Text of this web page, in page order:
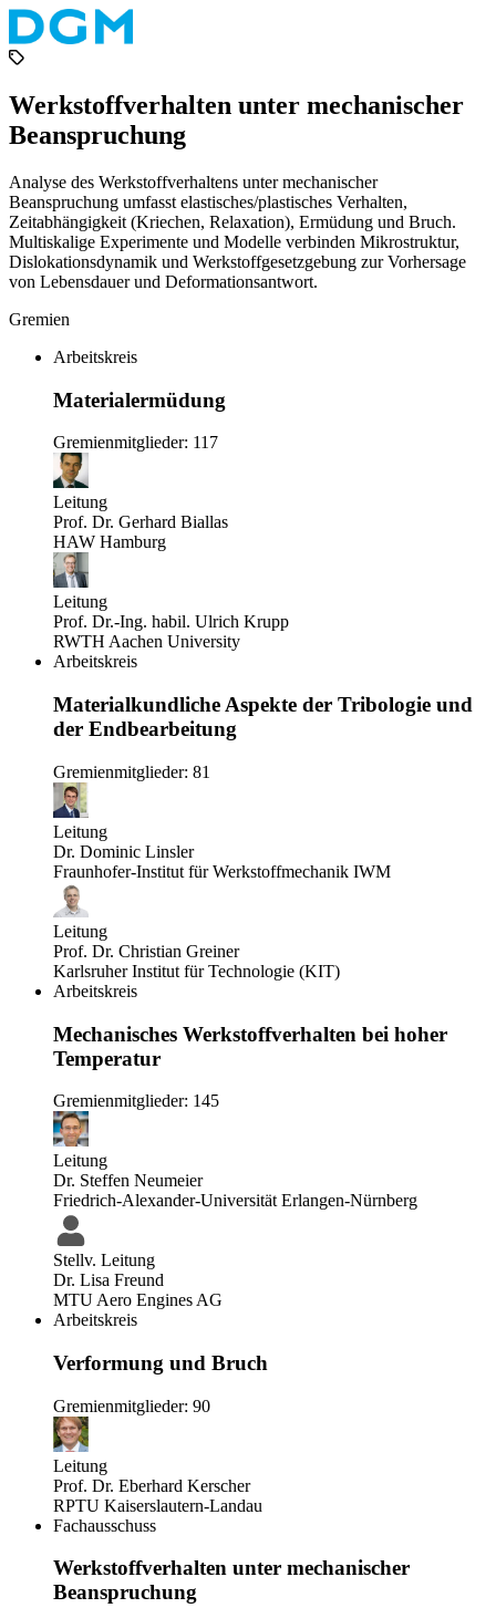
Werkstoffverhalten unter mechanischer
Beanspruchung
Analyse des Werkstoffverhaltens unter mechanischer
Beanspruchung umfasst elastisches/plastisches Verhalten,
Zeitabhängigkeit (Kriechen, Relaxation), Ermüdung und Bruch.
Multiskalige Experimente und Modelle verbinden Mikrostruktur,
Dislokationsdynamik und Werkstoffgesetzgebung zur Vorhersage
von Lebensdauer und Deformationsantwort.
Gremien
Arbeitskreis
Materialermüdung
Gremienmitglieder: 117
Leitung
Prof. Dr. Gerhard Biallas
HAW Hamburg
Leitung
Prof. Dr.-Ing. habil. Ulrich Krupp
RWTH Aachen University
Arbeitskreis
Materialkundliche Aspekte der Tribologie und
der Endbearbeitung
Gremienmitglieder: 81
Leitung
Dr. Dominic Linsler
Fraunhofer-Institut für Werkstoffmechanik IWM
Leitung
Prof. Dr. Christian Greiner
Karlsruher Institut für Technologie (KIT)
Arbeitskreis
Mechanisches Werkstoffverhalten bei hoher
Temperatur
Gremienmitglieder: 145
Leitung
Dr. Steffen Neumeier
Friedrich-Alexander-Universität Erlangen-Nürnberg
Stellv. Leitung
Dr. Lisa Freund
MTU Aero Engines AG
Arbeitskreis
Verformung und Bruch
Gremienmitglieder: 90
Leitung
Prof. Dr. Eberhard Kerscher
RPTU Kaiserslautern-Landau
Fachausschuss
Werkstoffverhalten unter mechanischer
Beanspruchung